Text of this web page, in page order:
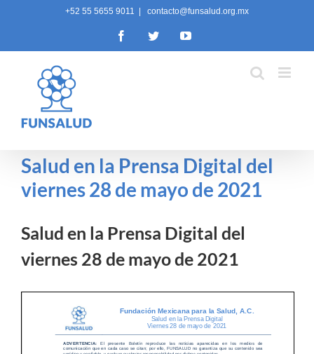
+52 55 5655 9011 contacto@funsalud.org.mx
FacebookTwitterYouTube
Salud en la Prensa Digital del
viernes 28 de mayo de 2021
Salud en la Prensa Digital del
viernes 28 de mayo de 2021